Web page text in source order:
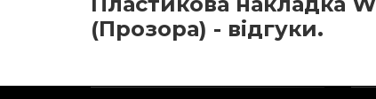
(Прозора) - відгуки.